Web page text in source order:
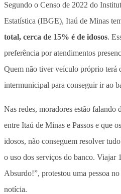
Segundo o Censo de 2022 do
Estatística (IBGE), Itaú de Minas
total, cerca de 15% é de idosos.
preferência por atendimentos
Quem não tiver veículo próprio terá
intermunicipal para conseguir ir ao
Nas redes, moradores estão falando
entre Itaú de Minas e Passos e que
idosos, não conseguem resolver
o uso dos serviços do banco. Viajar
Absurdo!”, protestou uma pessoa
notícia.